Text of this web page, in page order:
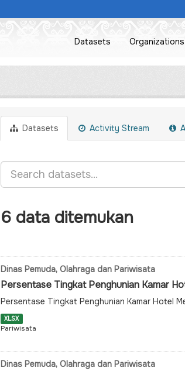
Datasets Organizations
Datasets Activity Stream
6 data ditemukan
Dinas Pemuda, Olahraga dan Pariwisata
Persentase Tingkat Penghunian Kamar
Persentase Tingkat Penghunian Kamar Hotel
XLSX
Pariwisata
Dinas Pemuda, Olahraga dan Pariwisata